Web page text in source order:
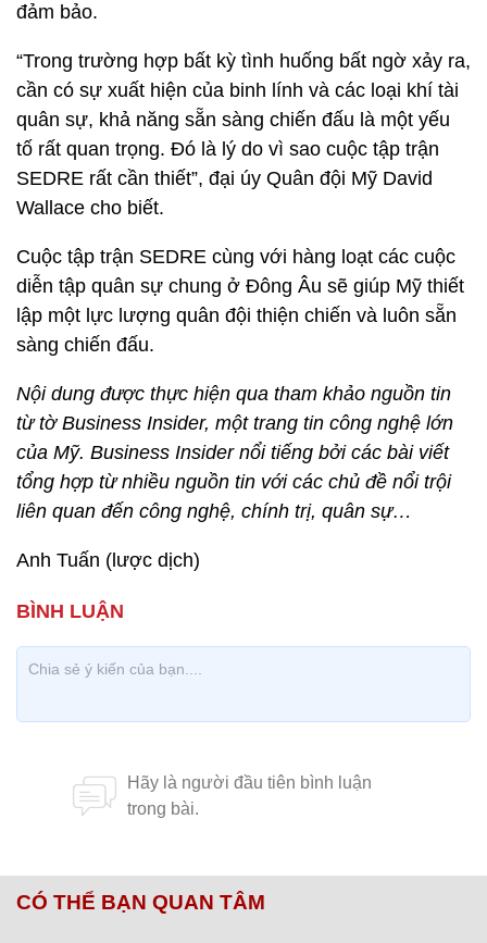
đảm bảo.
“Trong trường hợp bất kỳ tình huống bất ngờ xảy ra,
cần có sự xuất hiện của binh lính và các loại khí tài
quân sự, khả năng sẵn sàng chiến đấu là một yếu
tố rất quan trọng. Đó là lý do vì sao cuộc tập trận
SEDRE rất cần thiết”, đại úy Quân đội Mỹ David
Wallace cho biết.
Cuộc tập trận SEDRE cùng với hàng loạt các cuộc
diễn tập quân sự chung ở Đông Âu sẽ giúp Mỹ thiết
lập một lực lượng quân đội thiện chiến và luôn sẵn
sàng chiến đấu.
Nội dung được thực hiện qua tham khảo nguồn tin
từ tờ Business Insider, một trang tin công nghệ lớn
của Mỹ. Business Insider nổi tiếng bởi các bài viết
tổng hợp từ nhiều nguồn tin với các chủ đề nổi trội
liên quan đến công nghệ, chính trị, quân sự…
Anh Tuấn (lược dịch)
CÓ THỂ BẠN QUAN TÂM